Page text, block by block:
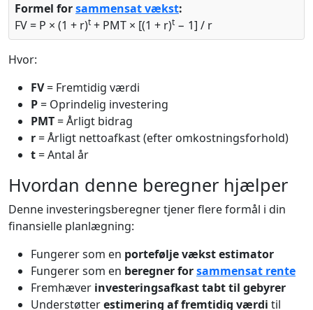
Formel forsammensat vækst:
FV = P × (1 + r)t + PMT × [(1 + r)t − 1] / r
Hvor:
FV= Fremtidig værdi
P= Oprindelig investering
PMT= Årligt bidrag
r= Årligt nettoafkast (efter omkostningsforhold)
t= Antal år
Hvordan denne beregner hjælper
Denne investeringsberegner tjener flere formål i din
finansielle planlægning:
Fungerer som en portefølje vækst estimator
Fungerer som en beregner forsammensat rente
Fremhæver investeringsafkast tabt til gebyrer
Understøtterestimering af fremtidig værdi til